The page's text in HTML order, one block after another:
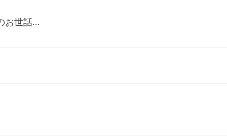
お世話…